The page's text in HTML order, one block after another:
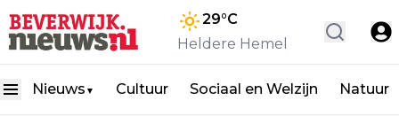
29°C
Heldere Hemel
Nieuws ▼ Cultuur Sociaal en Welzijn Natuur